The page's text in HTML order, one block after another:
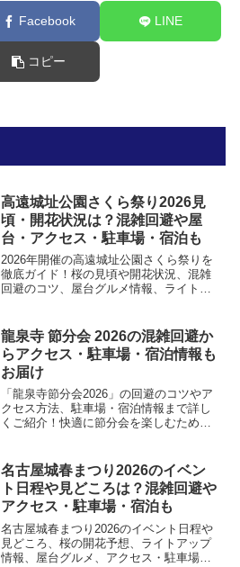
Facebook LINE
コピー
高遠城址公園さくら祭り2026見
頃・開花状況は？混雑回避や屋
台・アクセス・駐車場・宿泊も
2026年開催の高遠城址公園さくら祭りを
徹底ガイド！桜の見頃や開花状況、混雑
回避のコツ、屋台グルメ情報、ライトア
羅。春の絶景「天下第一の桜」を快適に
楽しむための必見情報が満載です。
龍泉寺 節分会 2026の混雑回避か
らアクセス・駐車場・宿泊情報も
お届け
「龍泉寺節分会2026」の回避のコツやア
クセス方法、駐車場・宿泊情報まで詳し
くご紹介！快適に節分会を楽しむための
う！
名古屋城春まつり2026のイベン
ト日程や見どころは？混雑回避や
アクセス・駐車場・宿泊も
名古屋城春まつり2026のイベント日程や
見どころ、桜の開花予想、ライトアップ
情報、屋台グルメ、アクセス・駐車場・